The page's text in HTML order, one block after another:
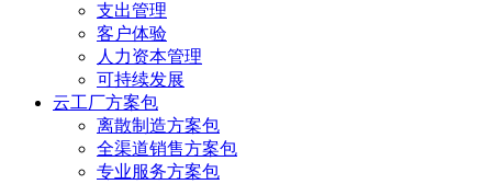
支出管理
客户体验
人力资本管理
可持续发展
云工厂方案包
离散制造方案包
全渠道销售方案包
专业服务方案包